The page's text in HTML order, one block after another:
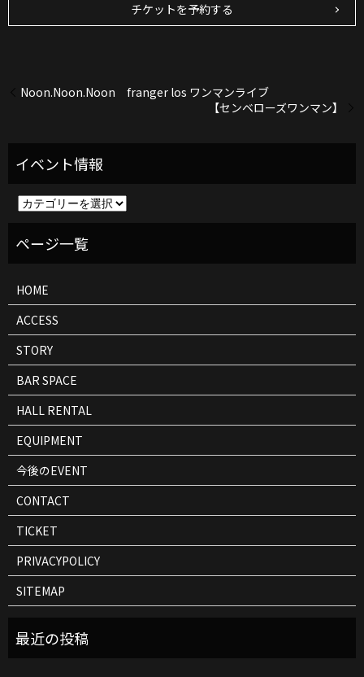
チケットを予約する
Noon.Noon.Noon franger los ワンマンライブ
【センベローズワンマン】
ト
HOME
ACCESS
STORY
BAR SPACE
HALL RENTAL
EQUIPMENT
今後のEVENT
CONTACT
TICKET
PRIVACYPOLICY
SITEMAP